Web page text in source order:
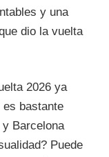
y una
dio la vuelta
2026 ya
bastante
Barcelona
Puede